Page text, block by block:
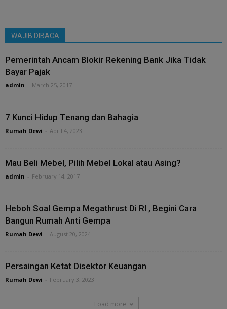
WAJIB DIBACA
Pemerintah Ancam Blokir Rekening Bank Jika Tidak
Bayar Pajak
admin March 25, 2017
7 Kunci Hidup Tenang dan Bahagia
Rumah Dewi April 4, 2023
Mau Beli Mebel, Pilih Mebel Lokal atau Asing?
admin February 14, 2017
Heboh Soal Gempa Megathrust Di RI , Begini Cara
Bangun Rumah Anti Gempa
Rumah Dewi August 20, 2024
Persaingan Ketat Disektor Keuangan
Rumah Dewi February 3, 2023
Load more